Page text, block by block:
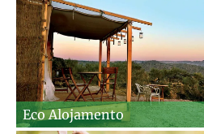
Eco Alojamento